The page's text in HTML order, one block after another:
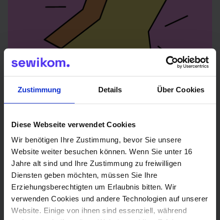
Zustimmung Details Über Cookies
Diese Webseite verwendet Cookies
Wir benötigen Ihre Zustimmung, bevor Sie unsere
Website weiter besuchen können. Wenn Sie unter 16
Jahre alt sind und Ihre Zustimmung zu freiwilligen
Diensten geben möchten, müssen Sie Ihre
Erziehungsberechtigten um Erlaubnis bitten. Wir
verwenden Cookies und andere Technologien auf unserer
Website. Einige von ihnen sind essenziell, während
Der Star? Unser Service!
Du hast Fragen oder benötigst
Unterstützung? Nutze einfach unser
Kontaktformular, und wir melden uns
schnellstmöglich bei dir.